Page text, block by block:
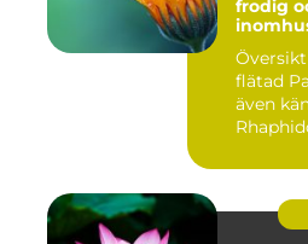
frodig
flätad Palettblad träd flätad,
även